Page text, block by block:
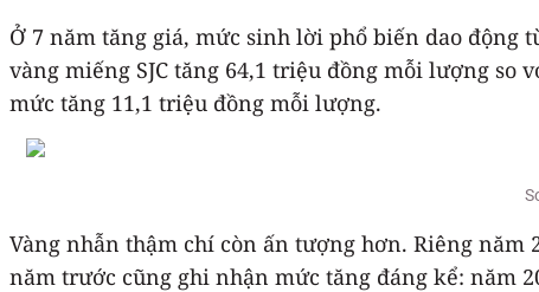
Ở 7 năm tăng giá, mức sinh lời phổ biến dao động
vàng miếng SJC tăng 64,1 triệu đồng mỗi lượng so
mức tăng 11,1 triệu đồng mỗi lượng.
Vàng nhẫn thậm chí còn ấn tượng hơn. Riêng năm
năm trước cũng ghi nhận mức tăng đáng kể: năm